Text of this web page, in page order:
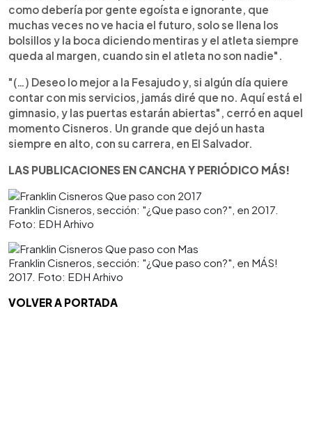
como debería por gente egoísta e ignorante, que
muchas veces no ve hacia el futuro, solo se llena los
bolsillos y la boca diciendo mentiras y el atleta siempre
queda al margen, cuando sin el atleta no son nadie".
"(…) Deseo lo mejor a la Fesajudo y, si algún día quiere
contar con mis servicios, jamás diré que no. Aquí está el
gimnasio, y las puertas estarán abiertas", cerró en aquel
momento Cisneros. Un grande que dejó un hasta
siempre en alto, con su carrera, en El Salvador.
LAS PUBLICACIONES EN CANCHA Y PERIÓDICO MÁS!
Franklin Cisneros, sección: "¿Que paso con?", en 2017.
Foto: EDH Arhivo
Franklin Cisneros, sección: "¿Que paso con?", en MÁS!
2017. Foto: EDH Arhivo
VOLVER A PORTADA